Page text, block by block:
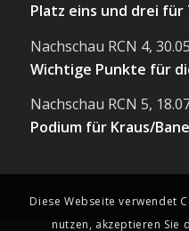
Platz eins und drei für
Nachschau RCN 4,
Wichtige Punkte für
Nachschau RCN 5,
Podium für Kraus/
Diese Webseite verwendet
nutzen, akzeptieren Sie